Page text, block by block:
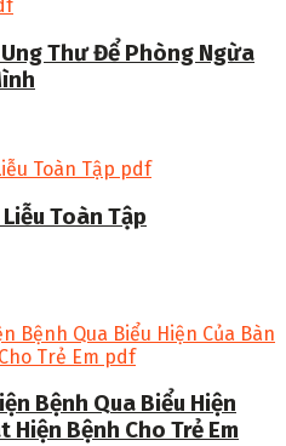
Thư Để Phòng Ngừa
Toàn Tập
Bệnh Qua Biểu Hiện
Hiện Bệnh Cho Trẻ Em